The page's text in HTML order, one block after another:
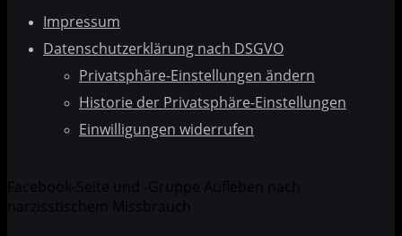
Impressum
Datenschutzerklärung nach DSGVO
Privatsphäre-Einstellungen ändern
Historie der Privatsphäre-Einstellungen
Einwilligungen widerrufen
Facebook-Seite und -Gruppe Aufleben nach
narzisstischem Missbrauch